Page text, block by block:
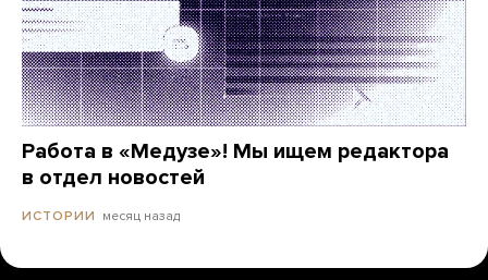
Работа в «Медузе»! Мы ищем редактора
в отдел новостей
ИСТОРИИ месяц назад